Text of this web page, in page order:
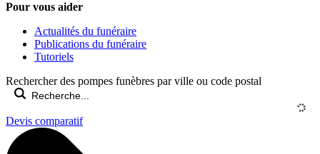
Pour vous aider
Actualités du funéraire
Publications du funéraire
Tutoriels
Rechercher des pompes funèbres par ville ou code postal
Devis comparatif